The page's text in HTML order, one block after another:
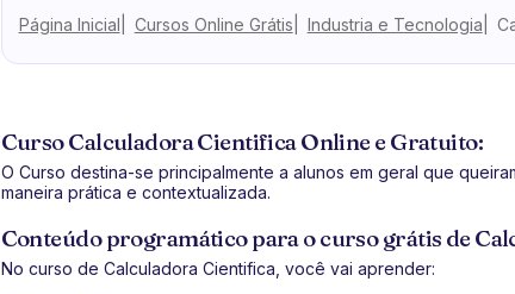
Página Inicial Cursos Online Grátis Industria e Tecnologia
Curso Calculadora Cientifica Online e Gratuito:
O Curso destina-se principalmente a alunos em geral que
maneira prática e contextualizada.
Conteúdo programático para o curso grátis de
No curso de Calculadora Cientifica, você vai aprender: